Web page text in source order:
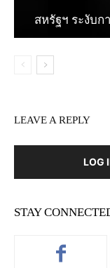
สหรัฐฯ ระงับ
LEAVE A REPLY
LOG
STAY